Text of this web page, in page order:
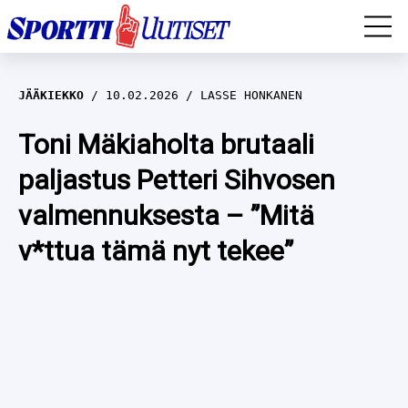
EM-YLEISURHEILU
JÄÄKIEKKO
YLEISURHEILU
WILMA HELTELÄ
TALVILAJIT
JÄÄKIEKKO 10.02.2026 LASSE HONKANEN
Toni Mäkiaholta brutaali
paljastus Petteri Sihvosen
valmennuksesta – ”Mitä
v*ttua tämä nyt tekee”